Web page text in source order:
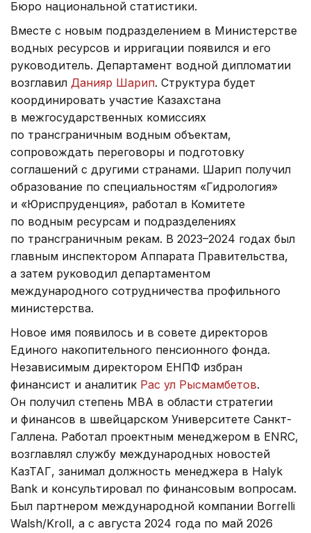
Бюро национальной статистики.
Вместе с новым подразделением в Министерстве
водных ресурсов и ирригации появился и его
руководитель. Департамент водной дипломатии
возглавил Данияр Шарип. Структура будет
координировать участие Казахстана
в межгосударственных комиссиях
по трансграничным водным объектам,
сопровождать переговоры и подготовку
соглашений с другими странами. Шарип получил
образование по специальностям «Гидрология»
и «Юриспруденция», работал в Комитете
по водным ресурсам и подразделениях
по трансграничным рекам. В 2023–2024 годах был
главным инспектором Аппарата Правительства,
а затем руководил департаментом
международного сотрудничества профильного
министерства.
Новое имя появилось и в совете директоров
Единого накопительного пенсионного фонда.
Независимым директором ЕНПФ избран
финансист и аналитик Рас ул Рысмамбетов.
Он получил степень MBA в области стратегии
и финансов в швейцарском Университете Санкт-
Галлена. Работал проектным менеджером в ENRC,
возглавлял службу международных новостей
КазТАГ, занимал должность менеджера в Halyk
Bank и консультировал по финансовым вопросам.
Был партнером международной компании Borrelli
Walsh/Kroll, а с августа 2024 года по май 2026